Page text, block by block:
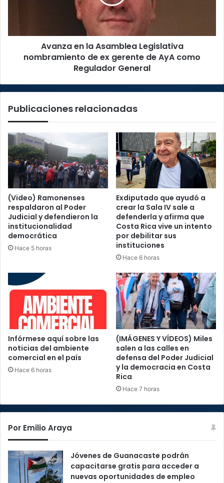
gerente
General
Avanza en la Asamblea Legislativa
nombramiento de ex gerente de AyA como
Regulador General
Publicaciones relacionadas
(Video) Ramonenses
respaldaron al Poder
Judicial y defendieron la
institucionalidad
democrática
Hace 5 horas
Exdiputado que ayudó a
crear la Sala IV sale a
defenderla y afirma que
Costa Rica vive un intento
por debilitar sus
instituciones
Hace 6 horas
Infórmese aquí sobre las
noticias del ambiente
comercial en el país
Hace 6 horas
(IMÁGENES Y VÍDEOS) Miles
salen a las calles en
defensa del Poder Judicial
y la democracia en Costa
Rica
Hace 7 horas
Por Emilio Araya
Jóvenes de Guanacaste podrán
capacitarse gratis para acceder a
nuevas oportunidades de empleo